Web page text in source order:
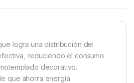
logra una distribución del
reduciendo el consumo.
decorativo.
que ahorra energía.